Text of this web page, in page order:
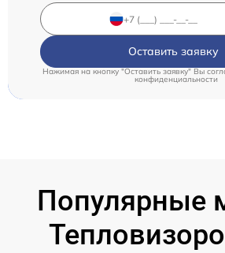
Оставить заявку
Нажимая на кнопку "Оставить заявку" Вы
конфиденциальности
Популярные